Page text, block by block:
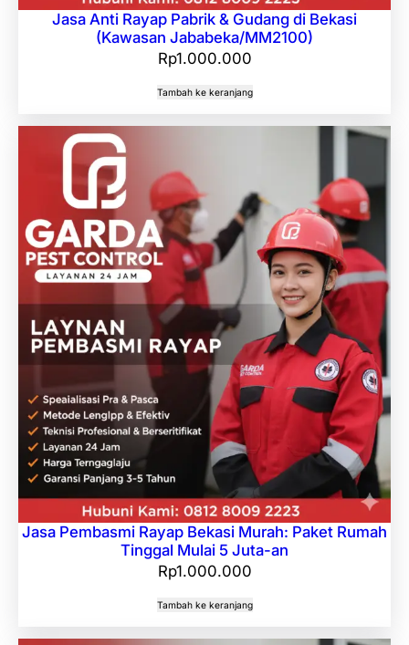
Jasa Anti Rayap Pabrik & Gudang di Bekasi
(Kawasan Jababeka/MM2100)
Rp1.000.000
Tambah ke keranjang
Jasa Pembasmi Rayap Bekasi Murah: Paket Rumah
Tinggal Mulai 5 Juta-an
Rp1.000.000
Tambah ke keranjang